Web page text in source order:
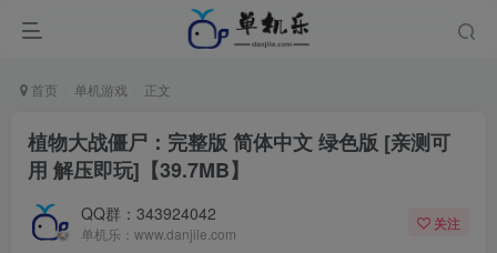
首页 单机游戏 正文
植物大战僵尸：完整版 简体中文 绿色版 [亲测可
用 解压即玩]【39.7MB】
QQ群：343924042
单机乐：www.danjile.com
关注